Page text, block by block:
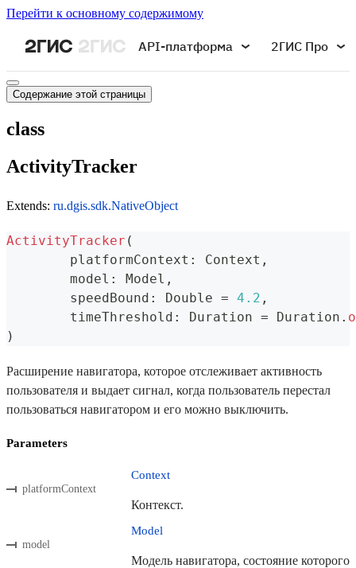
Перейти к основному содержимому
API-платформа 2ГИС Про
Содержание этой страницы
class
ActivityTracker
Extends: ru.dgis.sdk.NativeObject
ActivityTracker (
	platformContext
: Context ,
	model
: Model ,
	speedBound
: Double = 4.2 ,
	timeThreshold
: Duration = Duration .
)
Расширение навигатора, которое отслеживает активность
пользователя и выдает сигнал, когда пользователь перестал
пользоваться навигатором и его можно выключить.
Parameters
platformContext
Context
Контекст.
model
Model
Модель навигатора, состояние которого